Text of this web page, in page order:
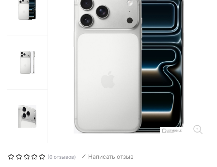
(0 отзывов) Написать отзыв